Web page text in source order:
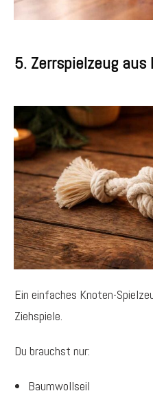
5. Zerrspielzeug aus
Ein einfaches Knoten-
Ziehspiele.
Du brauchst nur:
Baumwollseil